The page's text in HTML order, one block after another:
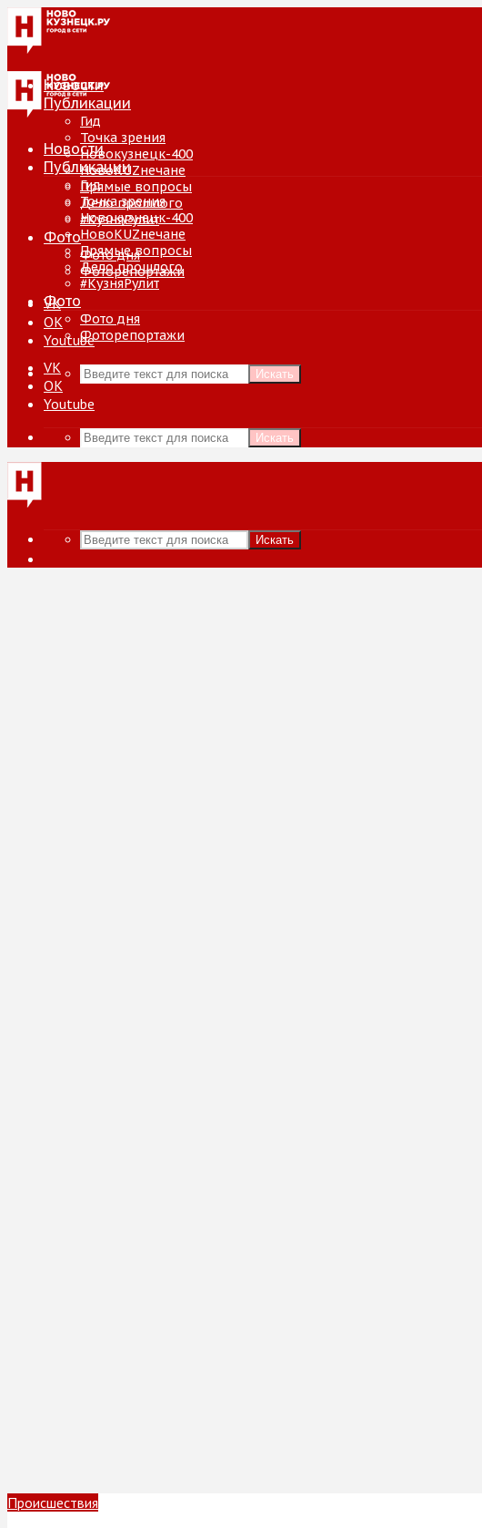
Новости
Публикации
Гид
Точка зрения
Новокузнецк-400
НовоKUZнечане
Прямые вопросы
Дело прошлого
#КузняРулит
Фото
Фото дня
Фоторепортажи
VK
ОК
Youtube
Искать
Новости
Публикации
Гид
Точка зрения
Новокузнецк-400
НовоKUZнечане
Прямые вопросы
Дело прошлого
#КузняРулит
Фото
Фото дня
Фоторепортажи
VK
ОК
Youtube
Искать
Искать
Происшествия